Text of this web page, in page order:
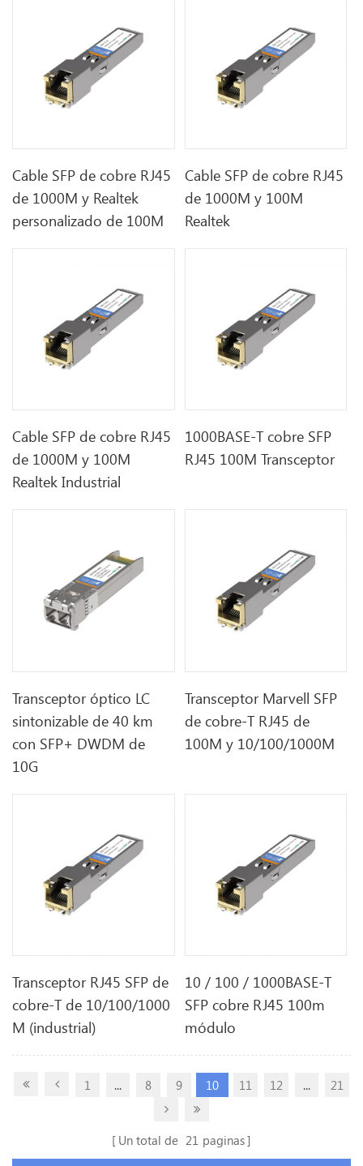
Cable SFP de cobre RJ45
de 1000M y Realtek
personalizado de 100M
Cable SFP de cobre RJ45
de 1000M y 100M
Realtek
Cable SFP de cobre RJ45
de 1000M y 100M
Realtek Industrial
1000BASE-T cobre SFP
RJ45 100M Transceptor
Transceptor óptico LC
sintonizable de 40 km
con SFP+ DWDM de
10G
Transceptor Marvell SFP
de cobre-T RJ45 de
100M y 10/100/1000M
Transceptor RJ45 SFP de
cobre-T de 10/100/1000
M (industrial)
10 / 100 / 1000BASE-T
SFP cobre RJ45 100m
módulo
1 ... 8 9 10 11 12 ... 21
Un total de 21 paginas